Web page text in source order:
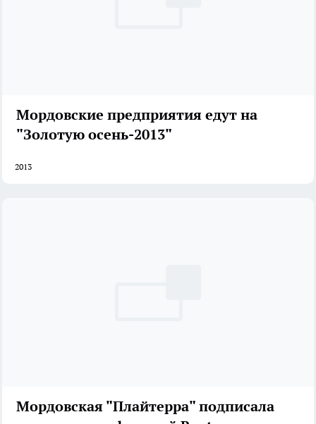
Мордовские предприятия едут на
"Золотую осень-2013"
2013
Мордовская "Плайтерра" подписала